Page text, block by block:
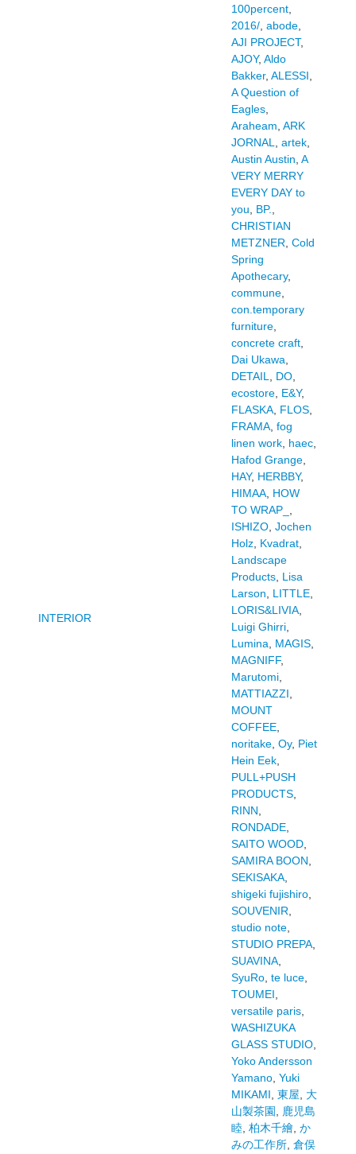
INTERIOR
100percent,
2016/, abode,
AJI PROJECT,
AJOY, Aldo
Bakker, ALESSI
A Question of
Eagles,
Araheam ARK
JORNAL
artek,
Austin Austin A
VERY MERRY
EVERY DAY to
you
BP.
CHRISTIAN
METZNER Cold
Spring
Apothecary,
commune,
con.temporary
furniture,
concrete craft,
Dai Ukawa
DETAIL
DO,
ecostore, E&Y,
FLASKA, FLOS,
FRAMA, fog
linen work, haec,
Hafod Grange,
HAY, HERBBY,
HIMAA, HOW
TO WRAP_
ISHIZO, Jochen
Holz, Kvadrat,
Landscape
Products, Lisa
Larson
LITTLE,
LORIS&LIVIA,
Luigi Ghirri,
Lumina
MAGIS,
MAGNIFF,
Marutomi,
MATTIAZZI
MOUNT
COFFEE,
noritake, Oy, Piet
Hein Eek,
PULL+PUSH
PRODUCTS,
RINN
RONDADE,
SAITO WOOD,
SAMIRA BOON
SEKISAKA,
shigeki fujishiro,
SOUVENIR
studio note,
STUDIO PREPA,
SUAVINA,
SyuRo, te luce,
TOUMEI
versatile paris,
WASHIZUKA
GLASS STUDIO,
Yoko Andersson
Yamano, Yuki
MIKAMI 東屋
大
山製茶園
鹿児島
睦, 柏木千繪, か
みの工作所, 倉俣